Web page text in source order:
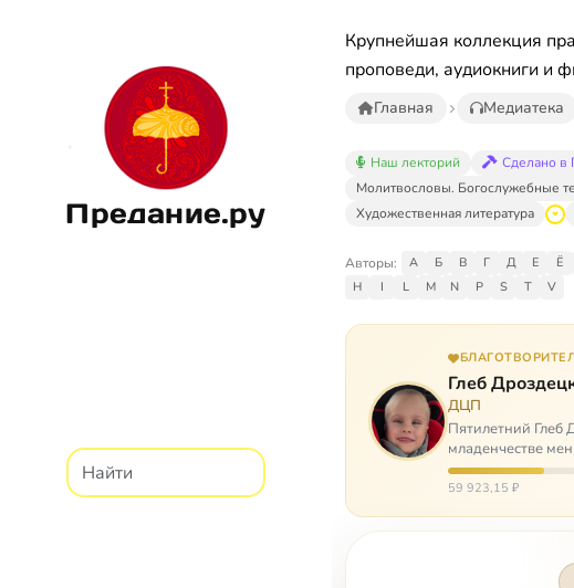
Предание.ру
Крупнейшая коллекция
проповеди, аудиокниги и
Главная Медиатека
Наш лекторий Сделано в
Молитвословы. Богослужебные
Художественная литература
Авторы: А Б В Г Д Е Ё
H
I L M N P S T V
Глеб
ДЦП
Пятилетний Глеб
младенчестве
время была
59 923,15 ₽